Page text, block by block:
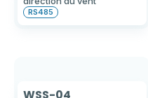
RS485